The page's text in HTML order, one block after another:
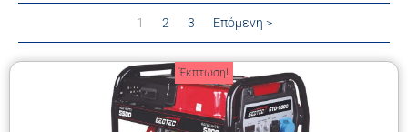
1 2 3 Επόμενη >
Έκπτωση!